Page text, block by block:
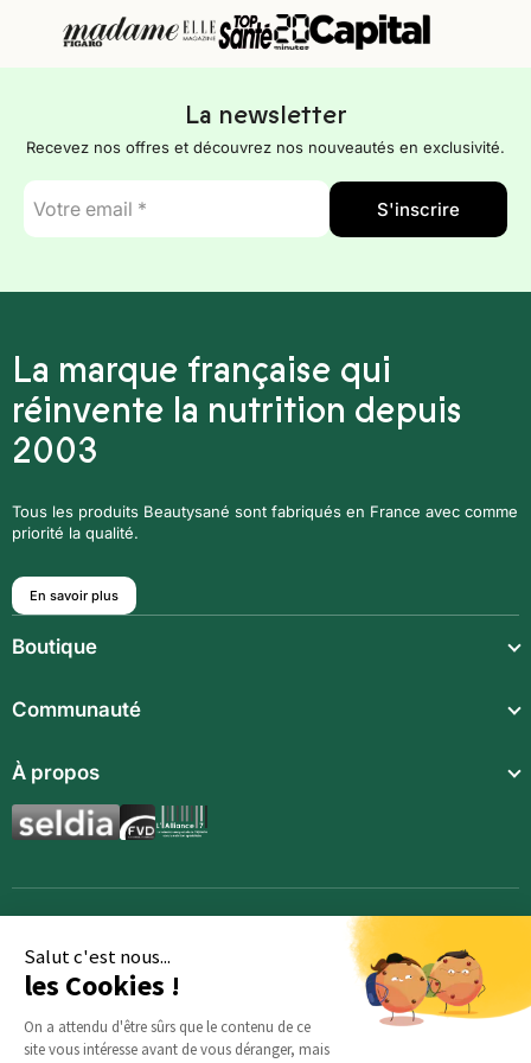
Salut c'est nous...
les Cookies !
On a attendu d'être sûrs que le contenu de ce
site vous intéresse avant de vous déranger, mais
La newsletter
Recevez nos offres et découvrez nos nouveautés en exclusivité.
E-
mail
*
S'inscrire
La marque française qui
réinvente la nutrition depuis
2003
Tous les produits Beautysané sont fabriqués en France avec comme
priorité la qualité.
En savoir plus
Boutique
Compléments alimentaires
Boissons techniques
Communauté
Communauté
Magazine
À propos
Qui sommes-nous ?
Opportunités
Inscription